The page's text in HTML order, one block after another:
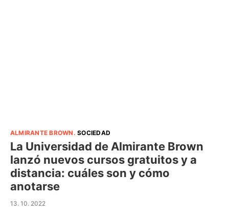
ALMIRANTE BROWN .SOCIEDAD
La Universidad de Almirante Brown
lanzó nuevos cursos gratuitos y a
distancia: cuáles son y cómo
anotarse
13. 10. 2022